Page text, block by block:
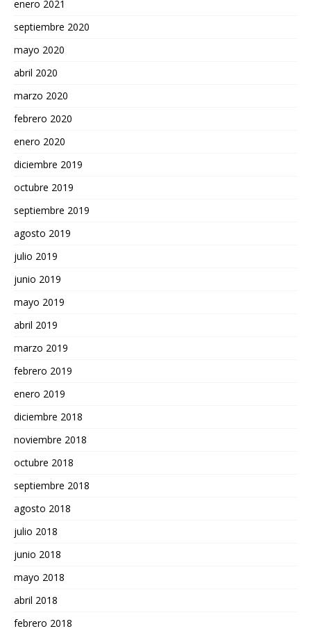
enero 2021
septiembre 2020
mayo 2020
abril 2020
marzo 2020
febrero 2020
enero 2020
diciembre 2019
octubre 2019
septiembre 2019
agosto 2019
julio 2019
junio 2019
mayo 2019
abril 2019
marzo 2019
febrero 2019
enero 2019
diciembre 2018
noviembre 2018
octubre 2018
septiembre 2018
agosto 2018
julio 2018
junio 2018
mayo 2018
abril 2018
febrero 2018